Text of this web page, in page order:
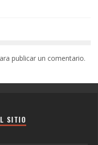
publicar un comentario.
SITIO